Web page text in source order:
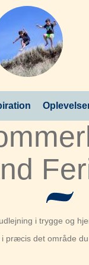
i trygge og
det område